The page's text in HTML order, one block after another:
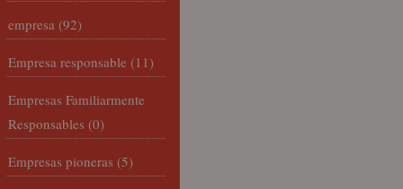
empresa (92)
Empresa responsable (11)
Empresas Familiarmente
Responsables (0)
Empresas pioneras (5)